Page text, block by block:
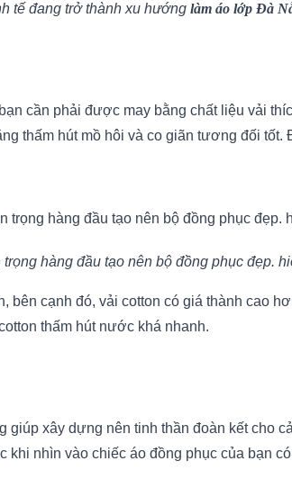
tế đang trở thành xu hướng làm áo lớp Đà
cần phải được may bằng chất liệu vải
thấm hút mồ hôi và co giãn tương đối
hàng đầu tạo nên bộ đồng phục đẹp.
bên cạnh đó, vải cotton có giá thành cao
thấm hút nước khá nhanh.
xây dựng nên tinh thần đoàn kết cho
nhìn vào chiếc áo đồng phục của bạn